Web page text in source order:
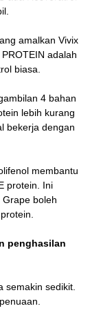
amalkan Vivix
adalah
biasa.
4 bahan
lebih kurang
bekerja dengan
membantu
protein. Ini
boleh
penghasilan
semakin sedikit.